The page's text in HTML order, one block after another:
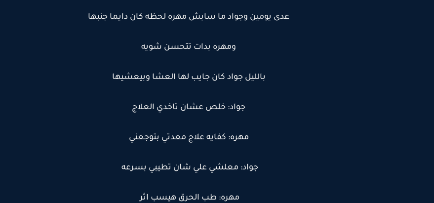
عدى يومين وجواد ما سابش مهره لحظه كان دايما جنبها
ومهره بدات تتحسن شويه
بالليل جواد كان جايب لها العشا وبيعشيها
جواد: خلص عشان تاخدي العلاج
مهره: كفايه علاج معدتي بتوجعني
جواد: معلشي علي شان تطيبي بسرعه
مهره: طب الحرق هيسب اثر